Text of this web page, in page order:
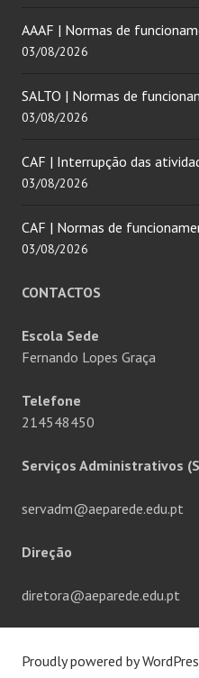
AAAF | Normas de
03/08/2026
SALTO | Normas de
03/08/2026
CAF | Interrupção das
03/08/2026
CAF | Normas de
03/08/2026
CONTACTOS
Escola Sede
Fernando Lopes Graça
Telefone
214548450
Serviços Administrativos
servadm@aeparede.edu.pt
Direção
diretora@aeparede.edu.pt
Proudly powered by